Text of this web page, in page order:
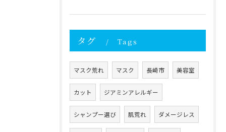
タグ Tags
マスク荒れ マスク 長崎市 美容室
カット ジアミンアレルギー
シャンプー選び 肌荒れ ダメージレス